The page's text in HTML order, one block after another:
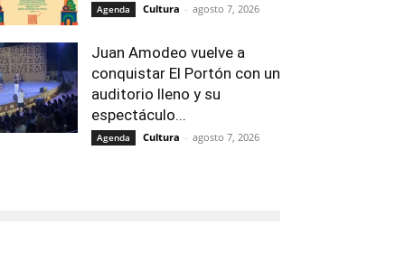
Agenda Cultura - agosto 7, 2026
Juan Amodeo vuelve a
conquistar El Portón con un
auditorio lleno y su
espectáculo...
Agenda Cultura - agosto 7, 2026